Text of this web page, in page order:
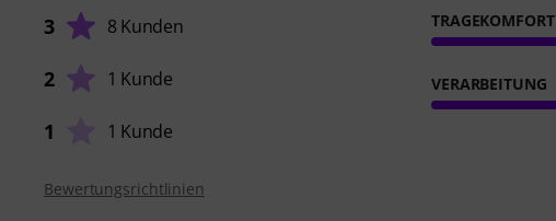
3 8 Kunden
2 1 Kunde
1 1 Kunde
TRAGEKOMFORT
VERARBEITUNG
Bewertungsrichtlinien